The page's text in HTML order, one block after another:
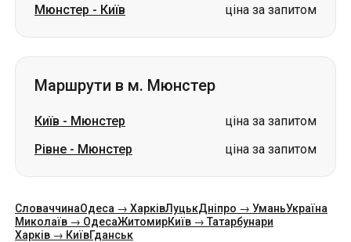
Мюнстер - Київ ціна за запитом
Маршрути в м. Мюнстер
Київ - Мюнстер
ціна за запитом
Рівне - Мюнстер ціна за запитом
СловаччинаОдеса → ХарківЛуцькДніпро → УманьУкраїна
Миколаїв → ОдесаЖитомирКиїв → Татарбунари
Харків → КиївГданськ